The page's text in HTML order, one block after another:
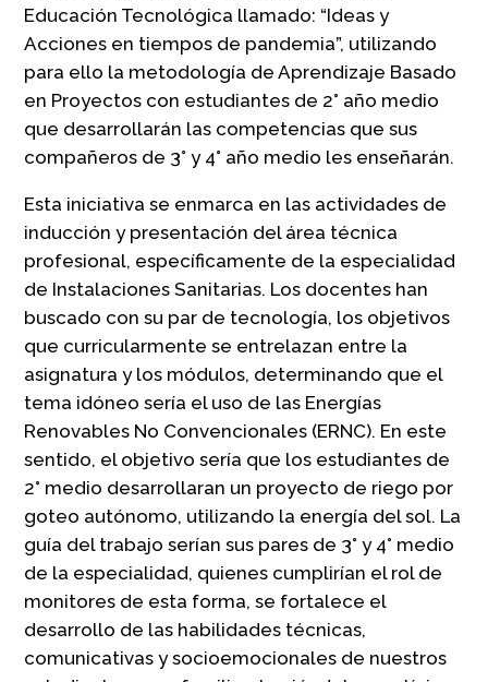
Educación Tecnológica llamado: “Ideas y
Acciones en tiempos de pandemia”, utilizando
para ello la metodología de Aprendizaje Basado
en Proyectos con estudiantes de 2° año medio
que desarrollarán las competencias que sus
compañeros de 3° y 4° año medio les enseñarán.
Esta iniciativa se enmarca en las actividades de
inducción y presentación del área técnica
profesional, específicamente de la especialidad
de Instalaciones Sanitarias. Los docentes han
buscado con su par de tecnología, los objetivos
que curricularmente se entrelazan entre la
asignatura y los módulos, determinando que el
tema idóneo sería el uso de las Energías
Renovables No Convencionales (ERNC). En este
sentido, el objetivo sería que los estudiantes de
2° medio desarrollaran un proyecto de riego por
goteo autónomo, utilizando la energía del sol. La
guía del trabajo serían sus pares de 3° y 4° medio
de la especialidad, quienes cumplirían el rol de
monitores de esta forma, se fortalece el
desarrollo de las habilidades técnicas,
comunicativas y socioemocionales de nuestros